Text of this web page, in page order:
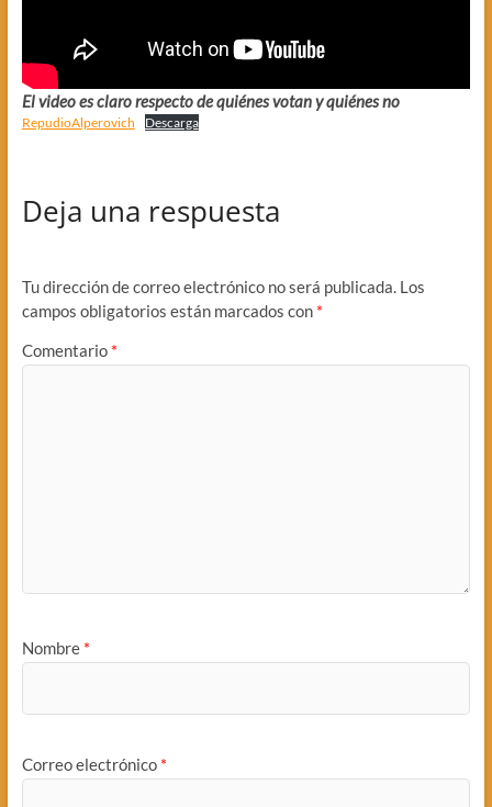
El video es claro respecto de quiénes votan y quiénes no
RepudioAlperovich Descarga
Deja una respuesta
Tu dirección de correo electrónico no será publicada. Los
campos obligatorios están marcados con *
Comentario *
Nombre *
Correo electrónico *